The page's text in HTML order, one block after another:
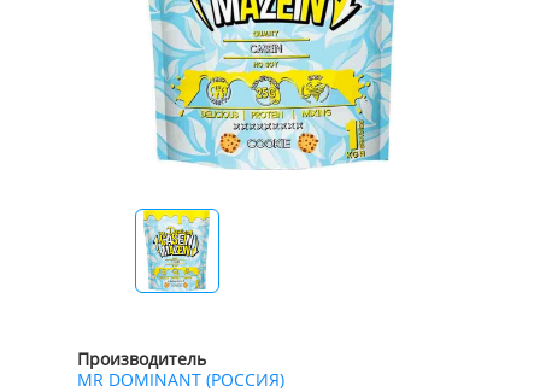
Производитель
MR DOMINANT (РОССИЯ)